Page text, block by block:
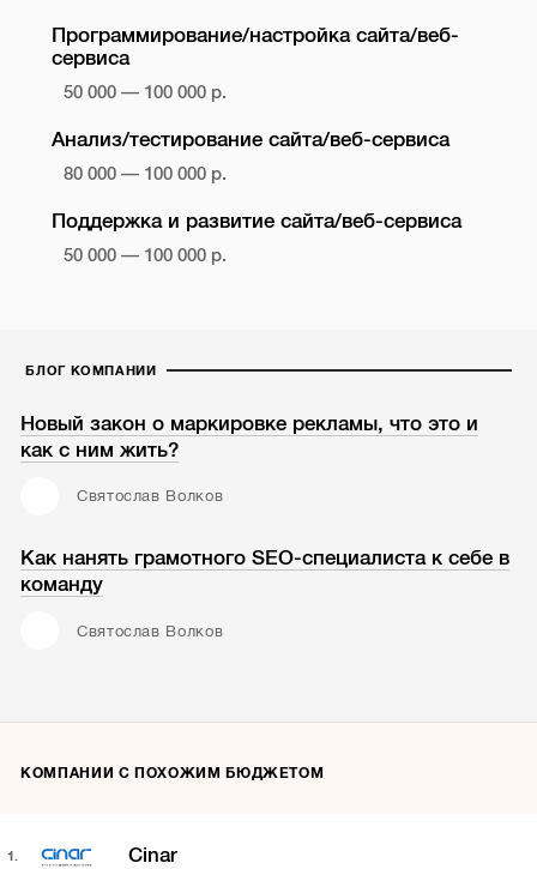
Программирование/настройка сайта/веб-
сервиса
50 000 — 100 000 р.
Анализ/тестирование сайта/веб-сервиса
80 000 — 100 000 р.
Поддержка и развитие сайта/веб-сервиса
50 000 — 100 000 р.
БЛОГ КОМПАНИИ
Новый закон о маркировке рекламы, что это и
как с ним жить?
Святослав Волков
Как нанять грамотного SEO-специалиста к себе в
команду
Святослав Волков
КОМПАНИИ С ПОХОЖИМ БЮДЖЕТОМ
1. Cinar